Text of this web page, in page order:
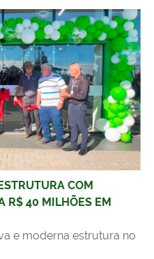
COM
R$ 40 MILHÕES EM
e moderna estrutura no